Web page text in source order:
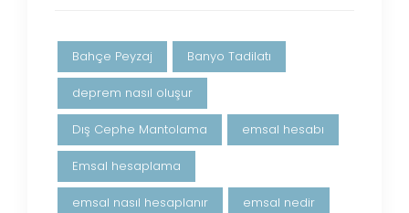
Bahçe Peyzaj Banyo Tadilatı
deprem nasıl oluşur
Dış Cephe Mantolama emsal hesabı
Emsal hesaplama
emsal nasıl hesaplanır emsal nedir